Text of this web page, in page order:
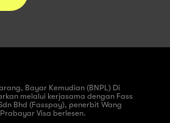
Bayar Kemudian (BNPL) Di
melalui kerjasama dengan Fass
Bhd (Fasspay), penerbit Wang
Visa berlesen.